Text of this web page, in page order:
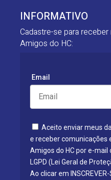
INFORMATIVO
Cadastre-se para
Amigos do HC:
Email
Aceito enviar meus
e receber comunicações
Amigos do HC por e-
LGPD (Lei Geral de
Ao clicar em